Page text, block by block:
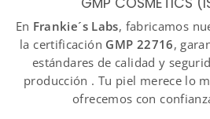
En Frankie´s Labs, fabricamos
la certificación GMP 22716,
estándares de calidad y
producción . Tu piel merece lo
ofrecemos con